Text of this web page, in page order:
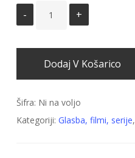
Dodaj V Košarico
Šifra: Ni na voljo
Kategoriji: Glasba, filmi, serije,